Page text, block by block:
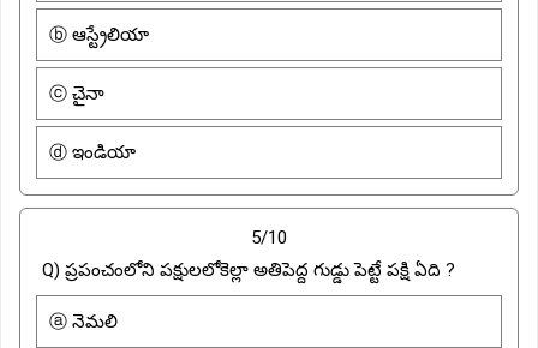
ⓑ ఆస్ట్రేలియా
ⓒ చైనా
ⓓ ఇండియా
5/10
Q) ప్రపంచంలోని పక్షులలోకెల్లా అతిపెద్ద గుడ్డు పెట్టే పక్షి ఏది ?
ⓐ నెమలి